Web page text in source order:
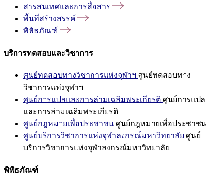
สารสนเทศและการสื่อสาร
พื้นที่สร้างสรรค์
พิพิธภัณฑ์
บริการทดสอบและวิชาการ
ศูนย์ทดสอบทางวิชาการแห่งจุฬาฯ ศูนย์ทดสอบทาง
วิชาการแห่งจุฬาฯ
ศูนย์การแปลและการล่ามเฉลิมพระเกียรติ ศูนย์การแปล
และการล่ามเฉลิมพระเกียรติ
ศูนย์กฎหมายเพื่อประชาชน ศูนย์กฎหมายเพื่อประชาชน
ศูนย์บริการวิชาการแห่งจุฬาลงกรณ์มหาวิทยาลัย ศูนย์
บริการวิชาการแห่งจุฬาลงกรณ์มหาวิทยาลัย
พิพิธภัณฑ์